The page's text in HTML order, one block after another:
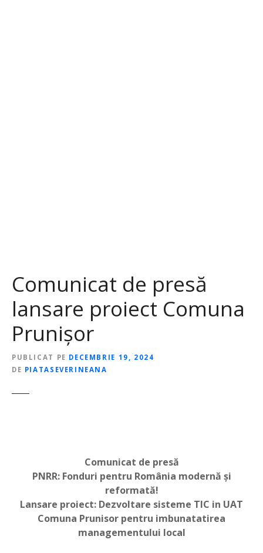
Comunicat de presă
lansare proiect Comuna
Prunișor
PUBLICAT PE DECEMBRIE 19, 2024
DE PIATASEVERINEANA
Comunicat de presă
PNRR: Fonduri pentru România modernă și
reformată!
Lansare proiect: Dezvoltare sisteme TIC in UAT
Comuna Prunisor pentru imbunatatirea
managementului local